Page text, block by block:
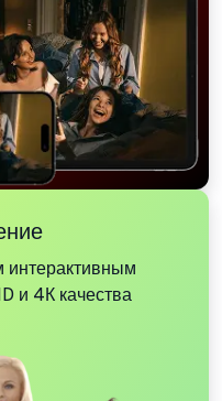
и 4К качества